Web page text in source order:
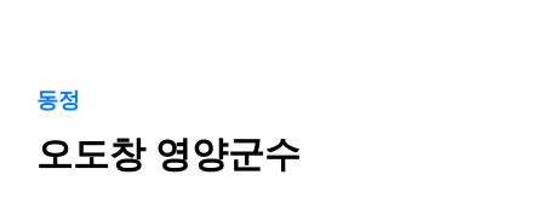
동정
오도창 영양군수